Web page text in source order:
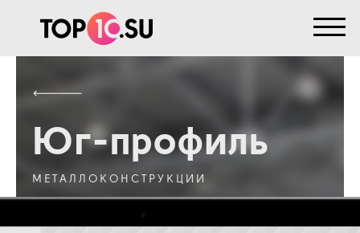
Юг-профиль
МЕТАЛЛОКОНСТРУКЦИИ